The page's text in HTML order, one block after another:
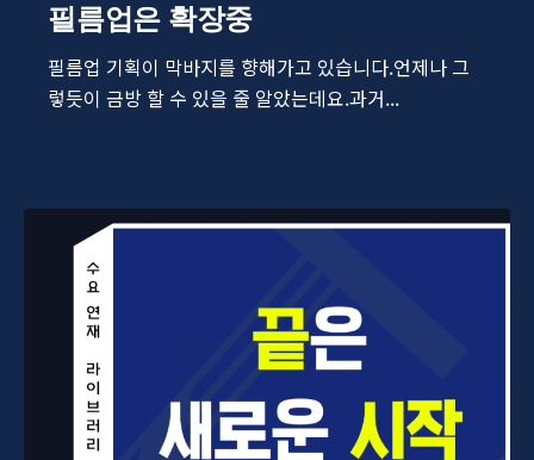
필름업은 확장중
필름업 기획이 막바지를 향해가고 있습니다.언제나 그
렇듯이 금방 할 수 있을 줄 알았는데요.과거...